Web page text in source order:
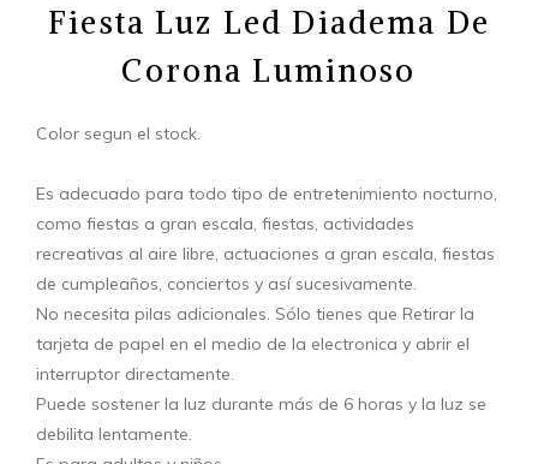
Fiesta Luz Led Diadema De
Corona Luminoso
Color segun el stock.
Es adecuado para todo tipo de entretenimiento nocturno,
como fiestas a gran escala, fiestas, actividades
recreativas al aire libre, actuaciones a gran escala, fiestas
de cumpleaños, conciertos y así sucesivamente.
No necesita pilas adicionales. Sólo tienes que Retirar la
tarjeta de papel en el medio de la electronica y abrir el
interruptor directamente.
Puede sostener la luz durante más de 6 horas y la luz se
debilita lentamente.